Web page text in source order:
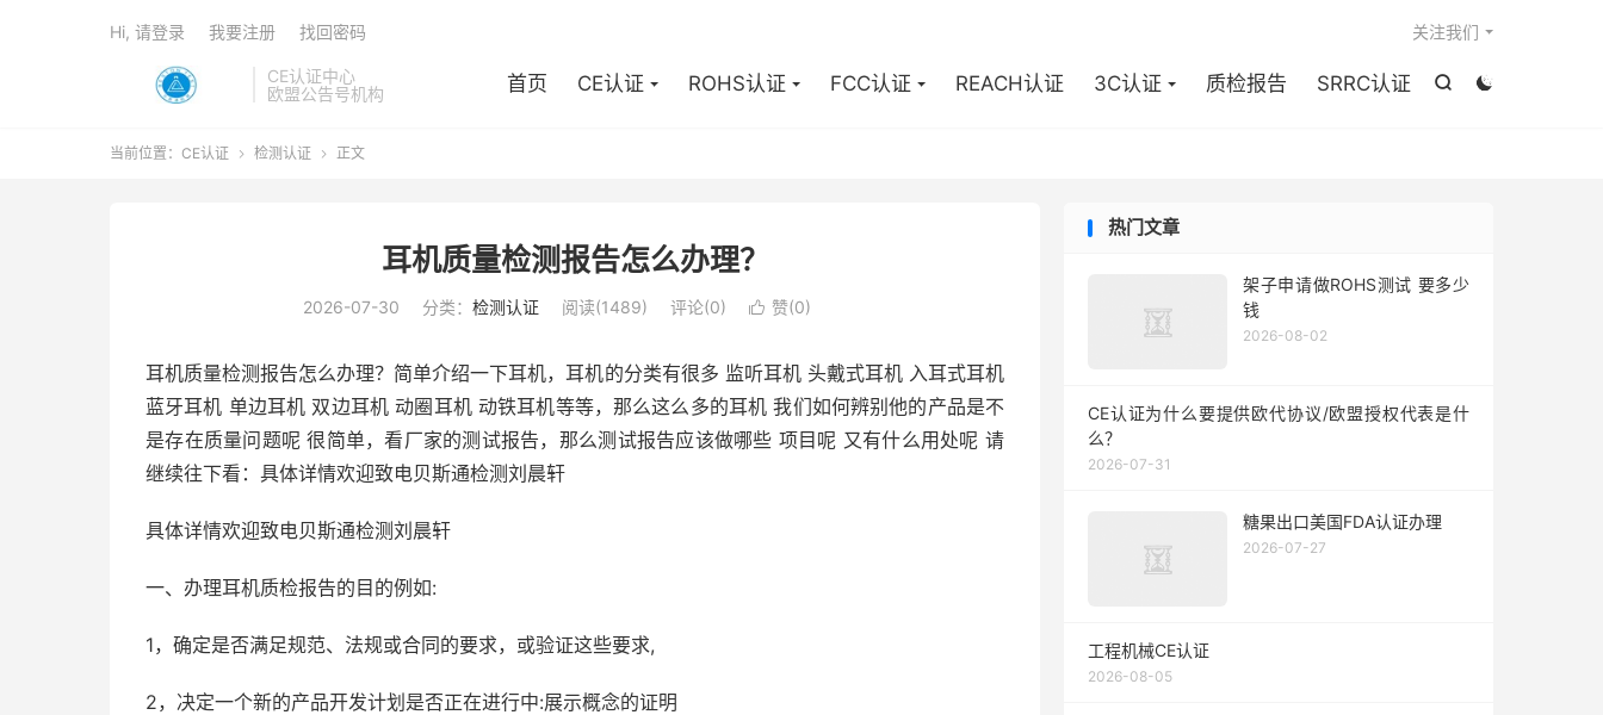
CE认证中心
欧盟公告号机构


首页 CE认证 ROHS认证 FCC认证 REACH认证 3C认证 质检报告 SRRC认证
关注我们
Hi, 请登录 我要注册 找回密码
当前位置： CE认证  检测认证  正文
耳机质量检测报告怎么办理？
2026-07-30 分类： 检测认证 阅读(1489) 评论(0)  赞(0)
耳机质量检测报告怎么办理？简单介绍一下耳机，耳机的分类有很多 监听耳机 头戴式耳机 入耳式耳机
蓝牙耳机 单边耳机 双边耳机 动圈耳机 动铁耳机等等，那么这么多的耳机 我们如何辨别他的产品是不
是存在质量问题呢 很简单，看厂家的测试报告，那么测试报告应该做哪些 项目呢 又有什么用处呢 请
继续往下看：具体详情欢迎致电贝斯通检测刘晨轩
具体详情欢迎致电贝斯通检测刘晨轩
一、办理耳机质检报告的目的例如:
1，确定是否满足规范、法规或合同的要求，或验证这些要求,
2，决定一个新的产品开发计划是否正在进行中:展示概念的证明
热门文章
架子申请做ROHS测试 要多少
钱
2026-08-02
CE认证为什么要提供欧代协议/欧盟授权代表是什
么？
2026-07-31
糖果出口美国FDA认证办理
2026-07-27
工程机械CE认证
2026-08-05